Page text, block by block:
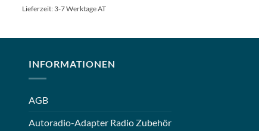
Lieferzeit: 3-7 Werktage AT
INFORMATIONEN
AGB
Autoradio-Adapter Radio Zubehör